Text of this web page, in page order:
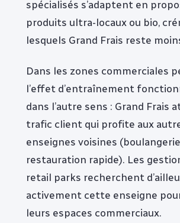
spécialisés s’adaptent en
produits ultra-locaux ou bio,
lesquels Grand Frais reste
Dans les zones commerciales
l’effet d’entraînement
dans l’autre sens : Grand Frais
trafic client qui profite aux
enseignes voisines
restauration rapide). Les
retail parks recherchent
activement cette enseigne
leurs espaces commerciaux.